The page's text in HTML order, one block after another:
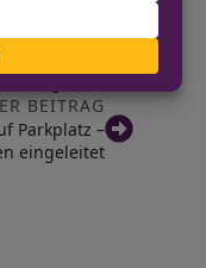
gefasst
BEITRAG
Parkplatz –
eingeleitet